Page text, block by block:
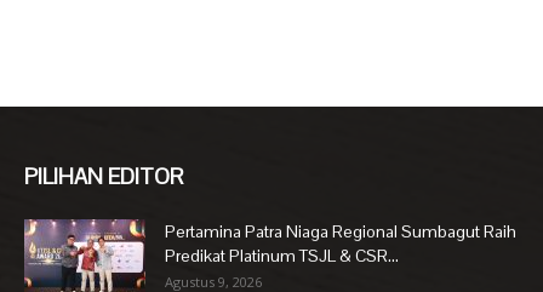
PILIHAN EDITOR
Pertamina Patra Niaga Regional Sumbagut Raih
Predikat Platinum TSJL & CSR...
Agustus 9, 2026